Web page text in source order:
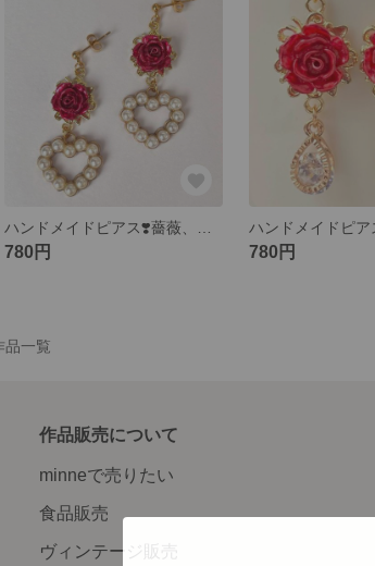
780円 780円
品一覧
作品販売について
minneで売りたい
食品販売
ヴィンテージ販売